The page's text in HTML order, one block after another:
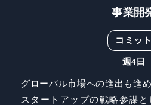
事業開
コミット
週4日
グローバル市場への進出も進
スタートアップの戦略参謀